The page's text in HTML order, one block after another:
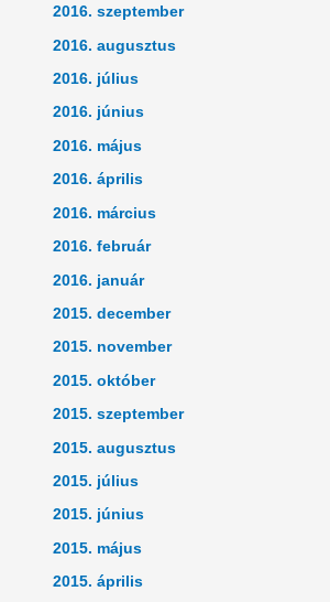
2016. szeptember
2016. augusztus
2016. július
2016. június
2016. május
2016. április
2016. március
2016. február
2016. január
2015. december
2015. november
2015. október
2015. szeptember
2015. augusztus
2015. július
2015. június
2015. május
2015. április